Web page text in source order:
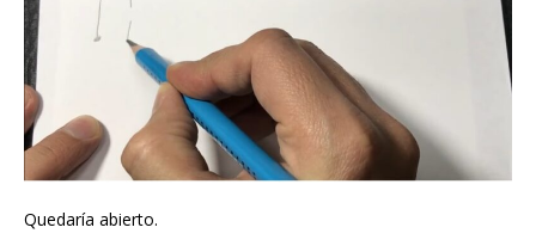
Quedaría abierto.